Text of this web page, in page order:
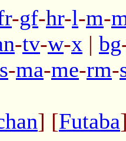
-gf-hr-l-m-
-tv-w-x | bg
-ma-me-rm-
] [Futaba